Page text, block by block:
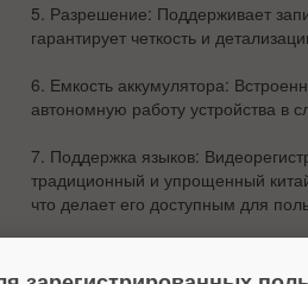
5. Разрешение: Поддерживает
гарантирует четкость и
6. Емкость аккумулятора:
автономную работу устройства в
7. Поддержка языков:
традиционный и упрощенный
что делает его доступным для